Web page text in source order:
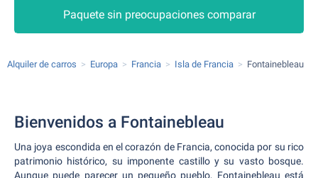
Paquete sin preocupaciones comparar
Alquiler de carros Europa Francia Isla de Francia Fontainebleau
Bienvenidos a Fontainebleau
Una joya escondida en el corazón de Francia, conocida por su rico
patrimonio histórico, su imponente castillo y su vasto bosque.
Aunque puede parecer un pequeño pueblo, Fontainebleau está